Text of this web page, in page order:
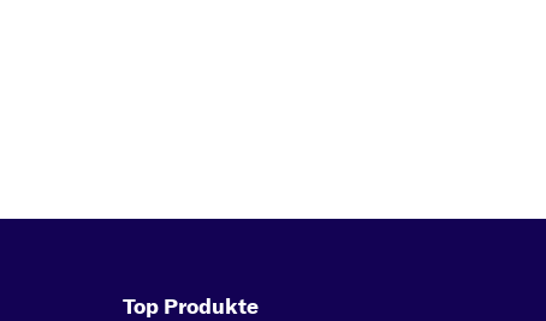
Top Produkte